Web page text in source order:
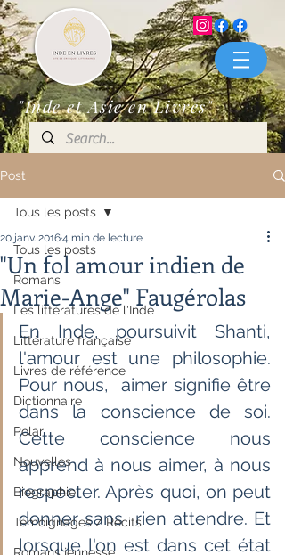
"Inde et Asie en Livres"
Post
Tous les posts
Romans
Les littératures de l'Inde
Littérature française
Livres de référence
Dictionnaire
Polar
Nouvelles
Biographie
Témoignages / Récits
Tous les posts
"Un fol amour indien de
Marie-Ange" Faugérolas
20 janv. 20164 min de lecture
En Inde, poursuivit Shanti,
l'amour est une philosophie.
Pour nous,  aimer signifie être
dans la conscience de soi.
Cette conscience nous
apprend à nous aimer, à nous
respecter. Après quoi, on peut
donner sans  rien attendre. Et
lorsque l'on est dans cet état